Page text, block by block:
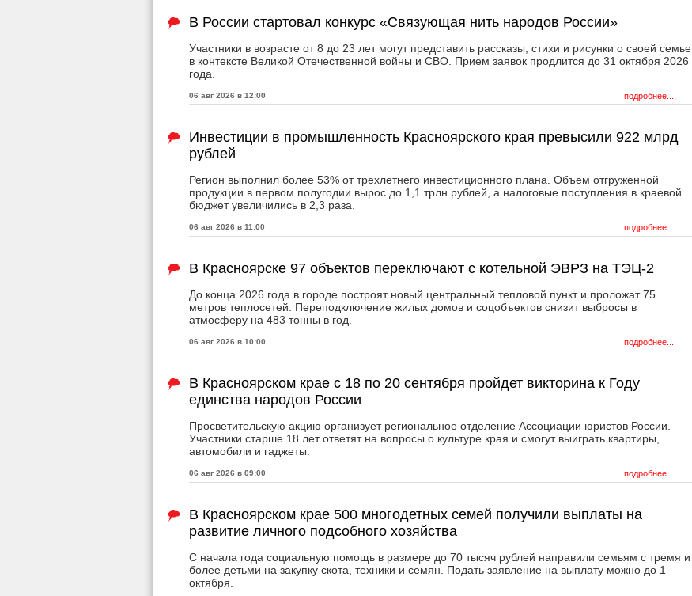
В России стартовал конкурс «Связующая нить народов России»
Участники в возрасте от 8 до 23 лет могут представить рассказы, стихи и рисунки о своей семье
в контексте Великой Отечественной войны и СВО. Прием заявок продлится до 31 октября 2026
года.
06 авг 2026 в 12:00 подробнее...
Инвестиции в промышленность Красноярского края превысили 922 млрд
рублей
Регион выполнил более 53% от трехлетнего инвестиционного плана. Объем отгруженной
продукции в первом полугодии вырос до 1,1 трлн рублей, а налоговые поступления в краевой
бюджет увеличились в 2,3 раза.
06 авг 2026 в 11:00 подробнее...
В Красноярске 97 объектов переключают с котельной ЭВРЗ на ТЭЦ-2
До конца 2026 года в городе построят новый центральный тепловой пункт и проложат 75
метров теплосетей. Переподключение жилых домов и соцобъектов снизит выбросы в
атмосферу на 483 тонны в год.
06 авг 2026 в 10:00 подробнее...
В Красноярском крае с 18 по 20 сентября пройдет викторина к Году
единства народов России
Просветительскую акцию организует региональное отделение Ассоциации юристов России.
Участники старше 18 лет ответят на вопросы о культуре края и смогут выиграть квартиры,
автомобили и гаджеты.
06 авг 2026 в 09:00 подробнее...
В Красноярском крае 500 многодетных семей получили выплаты на
развитие личного подсобного хозяйства
С начала года социальную помощь в размере до 70 тысяч рублей направили семьям с тремя и
более детьми на закупку скота, техники и семян. Подать заявление на выплату можно до 1
октября.